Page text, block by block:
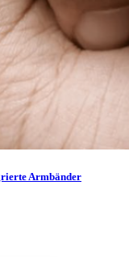
Armbänder